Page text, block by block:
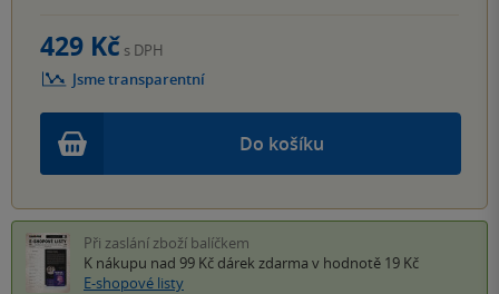
Do košíku
429 Kč s DPH
Jsme transparentní
Při zaslání zboží balíčkem
K nákupu nad 99 Kč dárek zdarma v hodnotě 19 Kč
E-shopové listy